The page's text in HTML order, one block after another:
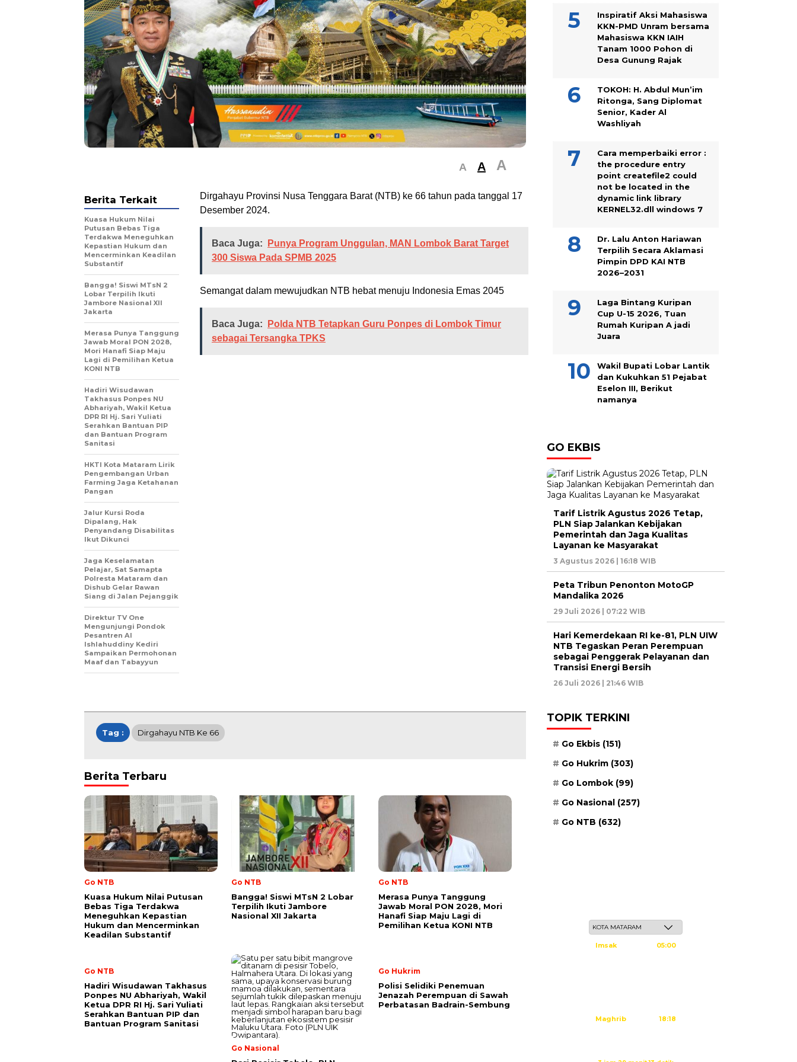
A A A
Dirgahayu Provinsi Nusa Tenggara Barat (NTB) ke 66 tahun pada tanggal 17
Desember 2024.
Baca Juga:
Punya Program Unggulan, MAN Lombok Barat Target
300 Siswa Pada SPMB 2025
Semangat dalam mewujudkan NTB hebat menuju Indonesia Emas 2045
Baca Juga:
Polda NTB Tetapkan Guru Ponpes di Lombok Timur
sebagai Tersangka TPKS
Berita Terkait
Kuasa Hukum Nilai
Putusan Bebas Tiga
Terdakwa Meneguhkan
Kepastian Hukum dan
Mencerminkan Keadilan
Substantif
Bangga! Siswi MTsN 2
Lobar Terpilih Ikuti
Jambore Nasional XII
Jakarta
Merasa Punya Tanggung
Jawab Moral PON 2028,
Mori Hanafi Siap Maju
Lagi di Pemilihan Ketua
KONI NTB
Hadiri Wisudawan
Takhasus Ponpes NU
Abhariyah, Wakil Ketua
DPR RI Hj. Sari Yuliati
Serahkan Bantuan PIP
dan Bantuan Program
Sanitasi
HKTI Kota Mataram Lirik
Pengembangan Urban
Farming Jaga Ketahanan
Pangan
Jalur Kursi Roda
Dipalang, Hak
Penyandang Disabilitas
Ikut Dikunci
Jaga Keselamatan
Pelajar, Sat Samapta
Polresta Mataram dan
Dishub Gelar Rawan
Siang di Jalan Pejanggik
Direktur TV One
Mengunjungi Pondok
Pesantren Al
Ishlahuddiny Kediri
Sampaikan Permohonan
Maaf dan Tabayyun
Tag : Dirgahayu NTB Ke 66
Berita Terbaru
Go NTB
Kuasa Hukum Nilai Putusan
Bebas Tiga Terdakwa
Meneguhkan Kepastian
Hukum dan Mencerminkan
Keadilan Substantif
Go NTB
Bangga! Siswi MTsN 2 Lobar
Terpilih Ikuti Jambore
Nasional XII Jakarta
Go NTB
Merasa Punya Tanggung
Jawab Moral PON 2028, Mori
Hanafi Siap Maju Lagi di
Pemilihan Ketua KONI NTB
Go NTB
Hadiri Wisudawan Takhasus
Ponpes NU Abhariyah, Wakil
Ketua DPR RI Hj. Sari Yuliati
Serahkan Bantuan PIP dan
Bantuan Program Sanitasi
Go Nasional
Go Hukrim
Polisi Selidiki Penemuan
Jenazah Perempuan di Sawah
Perbatasan Badrain-Sembung
Inspiratif Aksi Mahasiswa
KKN-PMD Unram bersama
Mahasiswa KKN IAIH
Tanam 1000 Pohon di
Desa Gunung Rajak
TOKOH: H. Abdul Mun’im
Ritonga, Sang Diplomat
Senior, Kader Al
Washliyah
Cara memperbaiki error :
the procedure entry
point createfile2 could
not be located in the
dynamic link library
KERNEL32.dll windows 7
Dr. Lalu Anton Hariawan
Terpilih Secara Aklamasi
Pimpin DPD KAI NTB
2026–2031
Laga Bintang Kuripan
Cup U-15 2026, Tuan
Rumah Kuripan A jadi
Juara
Wakil Bupati Lobar Lantik
dan Kukuhkan 51 Pejabat
Eselon III, Berikut
namanya
GO EKBIS
Tarif Listrik Agustus 2026 Tetap,
PLN Siap Jalankan Kebijakan
Pemerintah dan Jaga Kualitas
Layanan ke Masyarakat
3 Agustus 2026 | 16:18 WIB
Peta Tribun Penonton MotoGP
Mandalika 2026
29 Juli 2026 | 07:22 WIB
Hari Kemerdekaan RI ke-81, PLN UIW
NTB Tegaskan Peran Perempuan
sebagai Penggerak Pelayanan dan
Transisi Energi Bersih
26 Juli 2026 | 21:46 WIB
TOPIK TERKINI
Go Ekbis (151)
Go Hukrim (303)
Go Lombok (99)
Go Nasional (257)
Go NTB (632)
Imsak 05:00
Maghrib 18:18